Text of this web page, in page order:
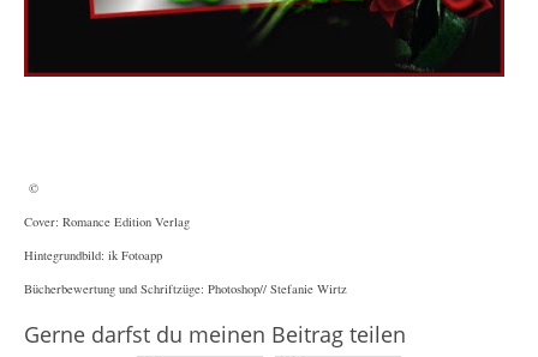
©
Cover: Romance Edition Verlag
Hintegrundbild: ik Fotoapp
Bücherbewertung und Schriftzüge: Photoshop// Stefanie Wirtz
Gerne darfst du meinen Beitrag teilen